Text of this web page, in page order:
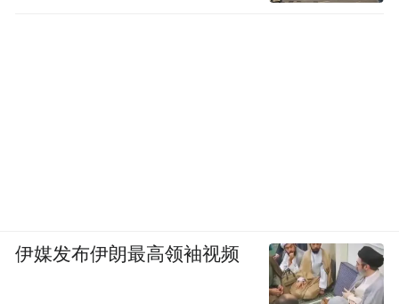
伊媒发布伊朗最高领袖视频